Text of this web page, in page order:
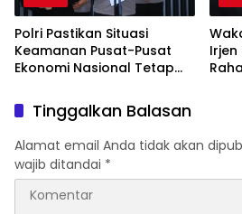
Polri Pastikan Situasi
Keamanan Pusat-Pusat
Ekonomi Nasional Tetap
Irjen
Tinggalkan Balasan
Alamat email Anda tidak akan
wajib ditandai *